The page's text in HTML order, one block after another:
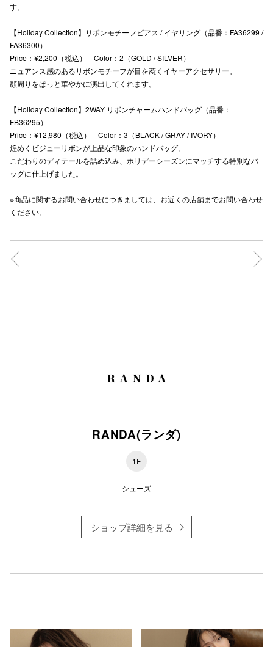
す。
【Holiday Collection】リボンモチーフピアス / イヤリング（品番：FA36299 /
FA36300）
Price：¥2,200（税込） Color：2（GOLD / SILVER）
ニュアンス感のあるリボンモチーフが目を惹くイヤーアクセサリー。
顔周りをぱっと華やかに演出してくれます。
【Holiday Collection】2WAY リボンチャームハンドバッグ（品番：
FB36295）
Price：¥12,980（税込） Color：3（BLACK / GRAY / IVORY）
煌めくビジューリボンが上品な印象のハンドバッグ。
こだわりのディテールを詰め込み、ホリデーシーズンにマッチする特別なバ
ッグに仕上げました。
※商品に関するお問い合わせにつきましては、お近くの店舗までお問い合わせ
ください。
RANDA(ランダ)
1F
シューズ
ショップ詳細を見る